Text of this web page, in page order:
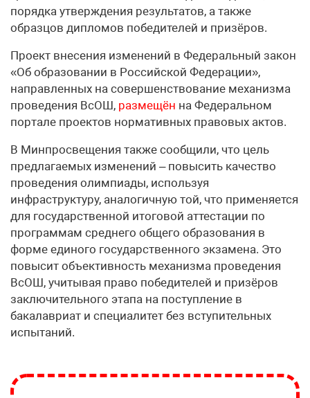
порядка утверждения результатов, а также
образцов дипломов победителей и призёров.
Проект внесения изменений в Федеральный закон
«Об образовании в Российской Федерации»,
направленных на совершенствование механизма
проведения ВсОШ, размещён на Федеральном
портале проектов нормативных правовых актов.
В Минпросвещения также сообщили, что цель
предлагаемых изменений – повысить качество
проведения олимпиады, используя
инфраструктуру, аналогичную той, что применяется
для государственной итоговой аттестации по
программам среднего общего образования в
форме единого государственного экзамена. Это
повысит объективность механизма проведения
ВсОШ, учитывая право победителей и призёров
заключительного этапа на поступление в
бакалавриат и специалитет без вступительных
испытаний.